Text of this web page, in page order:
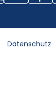
Datenschutz